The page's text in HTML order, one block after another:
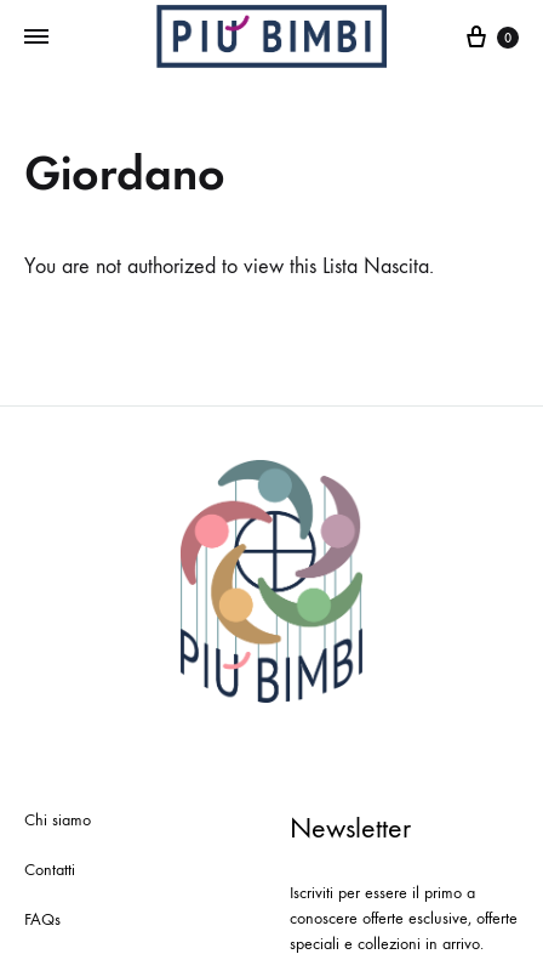
Cart
0
Giordano
You are not authorized to view this Lista Nascita.
Chi siamo
Contatti
FAQs
Newsletter
Iscriviti per essere il primo a
conoscere offerte esclusive, offerte
speciali e collezioni in arrivo.